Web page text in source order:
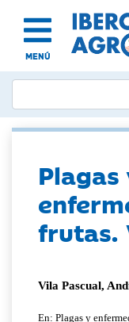
MENÚ
Plagas
frutas.
Vila Pascual,
En: Plagas y